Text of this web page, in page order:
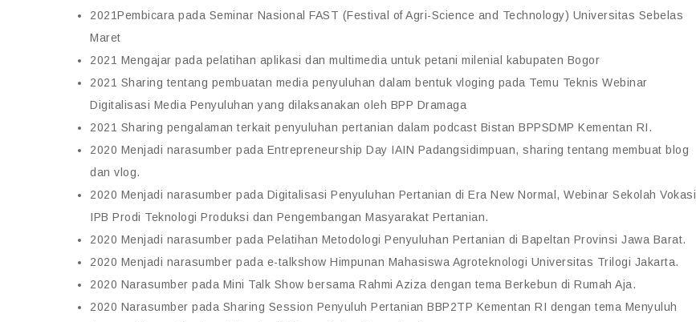
2021Pembicara pada Seminar Nasional FAST (Festival of Agri-Science and Technology) Universitas Sebelas
Maret
2021 Mengajar pada pelatihan aplikasi dan multimedia untuk petani milenial kabupaten Bogor
2021 Sharing tentang pembuatan media penyuluhan dalam bentuk vloging pada Temu Teknis Webinar
Digitalisasi Media Penyuluhan yang dilaksanakan oleh BPP Dramaga
2021 Sharing pengalaman terkait penyuluhan pertanian dalam podcast Bistan BPPSDMP Kementan RI.
2020 Menjadi narasumber pada Entrepreneurship Day IAIN Padangsidimpuan, sharing tentang membuat blog
dan vlog.
2020 Menjadi narasumber pada Digitalisasi Penyuluhan Pertanian di Era New Normal, Webinar Sekolah Vokasi
IPB Prodi Teknologi Produksi dan Pengembangan Masyarakat Pertanian.
2020 Menjadi narasumber pada Pelatihan Metodologi Penyuluhan Pertanian di Bapeltan Provinsi Jawa Barat.
2020 Menjadi narasumber pada e-talkshow Himpunan Mahasiswa Agroteknologi Universitas Trilogi Jakarta.
2020 Narasumber pada Mini Talk Show bersama Rahmi Aziza dengan tema Berkebun di Rumah Aja.
2020 Narasumber pada Sharing Session Penyuluh Pertanian BBP2TP Kementan RI dengan tema Menyuluh